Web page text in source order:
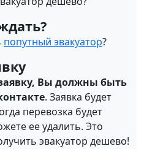
попутный эвакуатор?
Вы должны быть
. Заявка будет
перевозка будет
ее удалить. Это
эвакуатор дешево!